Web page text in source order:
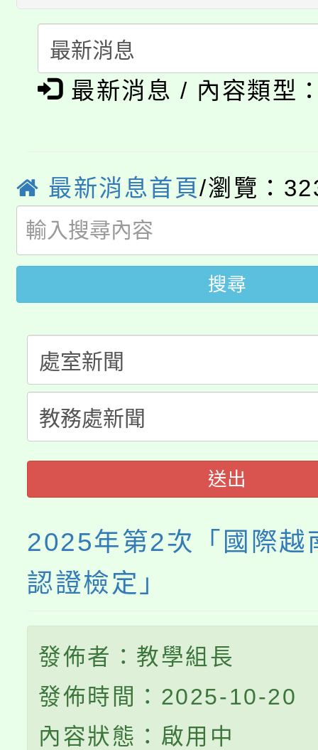
者。
會
115年食農教育專業人
程
「本色祭」8/29、30在
場熱烈登場!
8/21下午1時於龍潭區
局官網。
8月14至27日，桃園電
開!
115年桃園市運動會8/
田徑場及游泳池舉行。
桃園市低收入戶享有免
視費優惠，中低收入戶
者。
大園自造教育及科技
份教師研習
淨零綠生活教案入校路
會
115年食農教育專業人
程
最新消息 / 內容類型
最新消息首頁/瀏覽：
搜尋
送出
2025年第2次「國際越
認證檢定」
發佈者：教學組長
發佈時間：2025-10-20
內容狀態：啟用中